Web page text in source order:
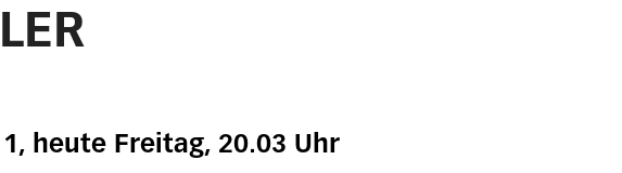
1, heute Freitag, 20.03 Uhr